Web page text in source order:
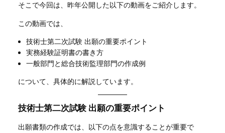
そこで今回は、昨年公開した以下の動画をご紹介します。
この動画では、
技術士第二次試験 出願の重要ポイント
実務経験証明書の書き方
一般部門と総合技術監理部門の作成例
について、具体的に解説しています。
技術士第二次試験 出願の重要ポイント
出願書類の作成では、以下の点を意識することが重要で